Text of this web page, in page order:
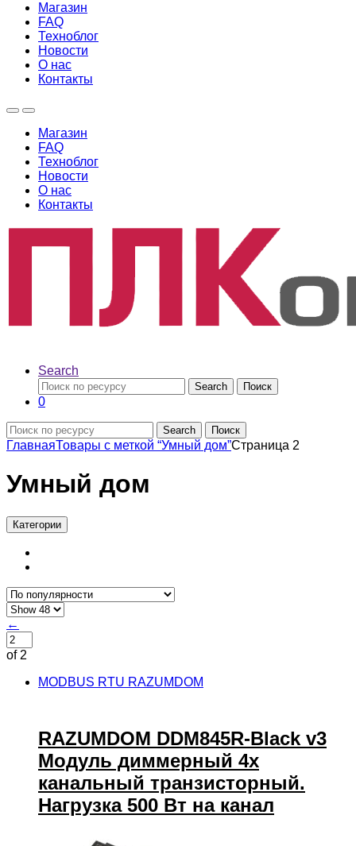
Магазин
FAQ
Техноблог
Новости
О нас
Контакты
Магазин
FAQ
Техноблог
Новости
О нас
Контакты
Search
Search Поиск
0
Search Поиск
ГлавнаяТовары с меткой “Умный дом”Страница 2
Умный дом
Категории
←
of 2
MODBUS RTU RAZUMDOM
RAZUMDOM DDM845R-Black v3
Модуль диммерный 4х
канальный транзисторный.
Нагрузка 500 Вт на канал